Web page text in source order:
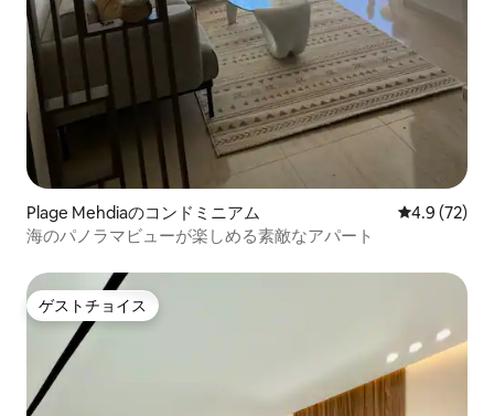
Plage Mehdiaのコンドミニアム レビュー72
4.9 (72)
海のパノラマビューが楽しめる素敵なアパート
ゲストチョイス
ゲストチョイス